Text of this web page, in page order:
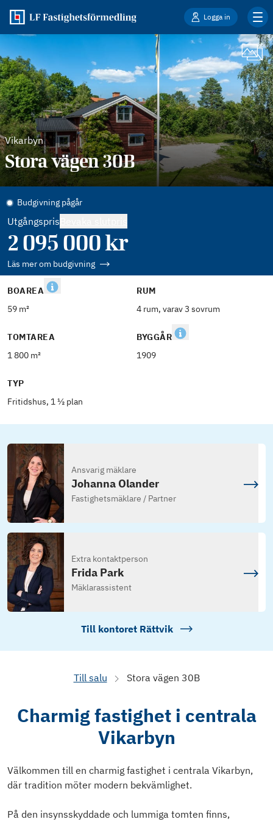
Logga in
Vikarbyn
Stora vägen 30B
Budgivning pågår
Utgångspris
2 095 000kr
Läs mer om budgivning
BOAREA
59 m²
RUM
4 rum, varav 3 sovrum
TOMTAREA
1 800 m²
BYGGÅR
1909
TYP
Fritidshus, 1 ½ plan
Ansvarig mäklare
Johanna Olander
Fastighetsmäklare / Partner
Extra kontaktperson
Frida Park
Mäklarassistent
Till kontoret Rättvik
Till salu Stora vägen 30B
Charmig fastighet i centrala
Vikarbyn
Välkommen till en charmig fastighet i centrala Vikarbyn,
där tradition möter modern bekvämlighet.
På den insynsskyddade och lummiga tomten finns,